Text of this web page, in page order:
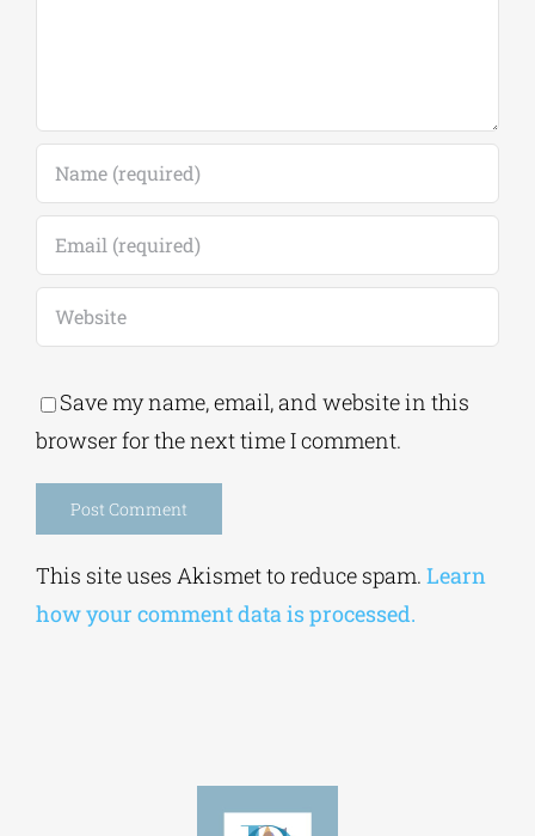
Save my name, email, and website in this
browser for the next time I comment.
This site uses Akismet to reduce spam. Learn
how your comment data is processed.